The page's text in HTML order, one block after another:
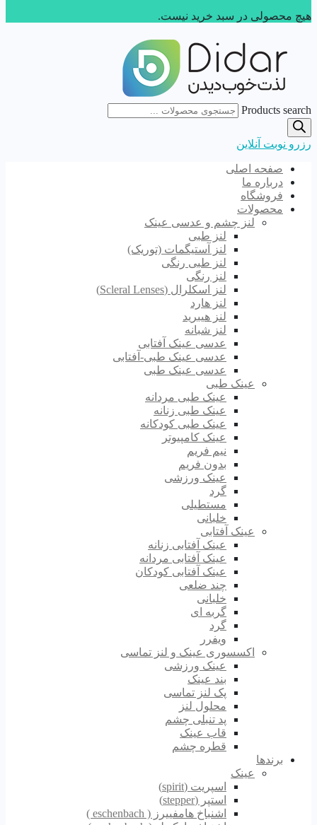
هیچ محصولی در سبد خرید نیست.
Products search
رزرو نوبت آنلاین
صفحه اصلی
درباره ما
فروشگاه
محصولات
لنز چشم و عدسی عینک
لنز طبی
لنز آستیگمات (توریک)
لنز طبی رنگی
لنز رنگی
لنز اسکلرال (Scleral Lenses)
لنز هارد
لنز هیبرید
لنز شبانه
عدسی عینک آفتابی
عدسی عینک طبی-آفتابی
عدسی عینک طبی
عینک طبی
عینک طبی مردانه
عینک طبی زنانه
عینک طبی کودکانه
عینک کامپیوتر
نیم فریم
بدون فریم
عینک ورزشی
گرد
مستطیلی
خلبانی
عینک آفتابی
عینک آفتابی زنانه
عینک آفتابی مردانه
عینک آفتابی کودکان
چند ضلعی
خلبانی
گربه ای
گرد
ویفرر
اکسسوری عینک و لنز تماسی
عینک ورزشی
بند عینک
پک لنز تماسی
محلول لنز
پد تنبلی چشم
قاب عینک
قطره چشم
برندها
عینک
اسپریت (spirit)
استپر (stepper)
اشنباخ هامفییرز ( eschenbach )